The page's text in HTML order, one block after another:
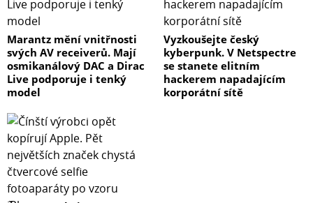
Marantz mění vnitřnosti
svých AV receiverů. Mají
osmikanálový DAC a Dirac
Live podporuje i tenký
model
Vyzkoušejte český
kyberpunk. V Netspectre
se stanete elitním
hackerem napadajícím
korporátní sítě